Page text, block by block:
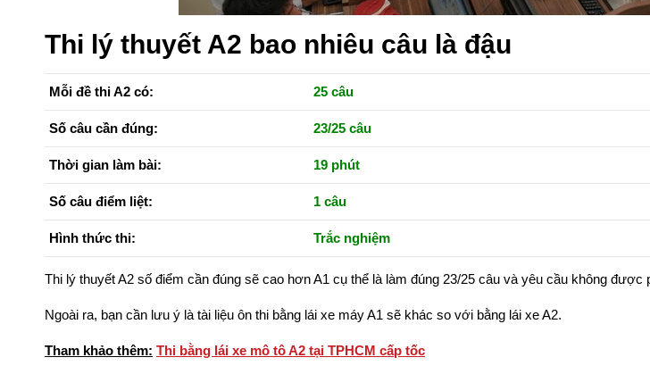
Thi lý thuyết A2 bao nhiêu câu là đậu
Mỗi đề thi A2 có: 25 câu
Số câu cần đúng: 23/25 câu
Thời gian làm bài: 19 phút
Số câu điểm liệt: 1 câu
Hình thức thi: Trắc nghiệm
Thi lý thuyết A2 số điểm cần đúng sẽ cao hơn A1 cụ thể là làm đúng 23/25 câu và yêu cầu không được
Ngoài ra, bạn cần lưu ý là tài liệu ôn thi bằng lái xe máy A1 sẽ khác so với bằng lái xe A2.
Tham khảo thêm: Thi bằng lái xe mô tô A2 tại TPHCM cấp tốc